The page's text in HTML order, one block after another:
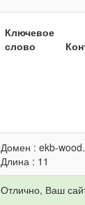
Ключевое
слово
Домен : ekb-
Длина : 11
Отлично, Ваш